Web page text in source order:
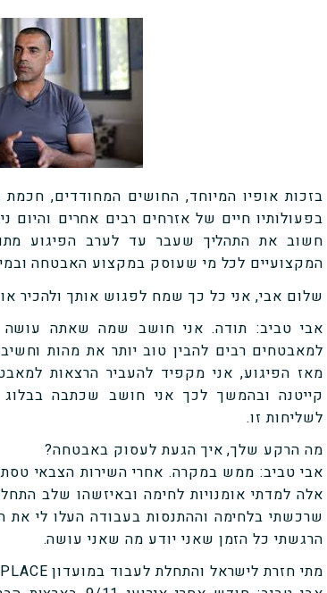
בזכות אופיו המיוחד, החושים המחודדים,
בפעולותיו חיים של אזרחים רבים אחרים
חשוב את התהליך שעבר עד לערב הפיגוע
המקצועיים לכל מי שעוסק במקצוע האבטחה
שלום אבי, אני כל כך שמח לפגוש אותך ולהכיר
אבי טביב: תודה. אני חושב שמה שאתה
למאבטחים רבים להבין טוב יותר את מהות
מאז הפיגוע, אני מקפיד להעביר הרצאות
קייטנה ובהמשך לכך אני חושב שכתבה
לשליחות זו.
מה הרקע שלך, איך הגעת לעסוק באבטחה?
אבי טביב: ממש במקרה. אחרי השירות הצבאי
אלה למדתי אומנויות לחימה ובאיזשהו שלב
שרכשתי בלחימה וההתנסות בעבודה העלו לי את
הרגשתי כל הזמן שאני יודע מה שאני עושה.
מתי חזרת לישראל והתחלת לעבוד במועדון MIKES PLACE?